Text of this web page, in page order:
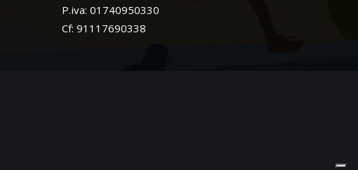
P.iva: 01740950330
Cf: 91117690338